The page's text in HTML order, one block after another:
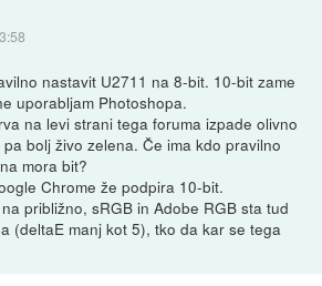
nastavit U2711 na 8-bit. 10-bit zame
uporabljam Photoshopa.
na levi strani tega foruma izpade olivno
bolj živo zelena. Če ima kdo pravilno
mora bit?
Chrome že podpira 10-bit.
približno, sRGB in Adobe RGB sta tud
(deltaE manj kot 5), tko da kar se tega